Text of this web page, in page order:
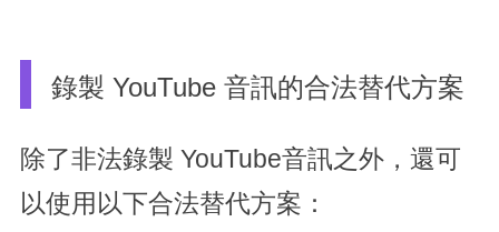
錄製 YouTube 音訊的合法替代方案
除了非法錄製 YouTube音訊之外，還可
以使用以下合法替代方案：